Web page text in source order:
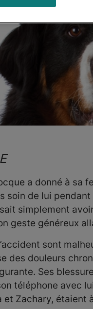
a donné à sa
soin de lui
simplement
geste généreux
sont
des douleurs
Ses
téléphone avec
Zachary, étaient